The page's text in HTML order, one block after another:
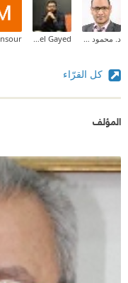
كل القرّاء
المؤلف